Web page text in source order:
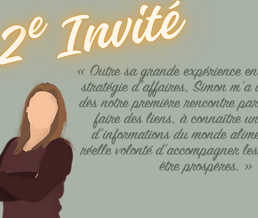
« Outre sa grande expérience
stratégie d’affaires, Simon m’a
dès notre première rencontre
faire des liens, à connaître
d’informations du monde
réelle volonté d’accompagner
être prospères. »